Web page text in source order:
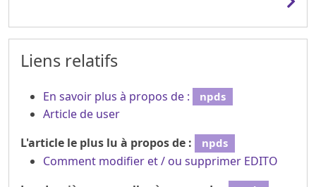
Liens relatifs
En savoir plus à propos de : npds
Article de user
L'article le plus lu à propos de :
npds
Comment modifier et / ou supprimer EDITO